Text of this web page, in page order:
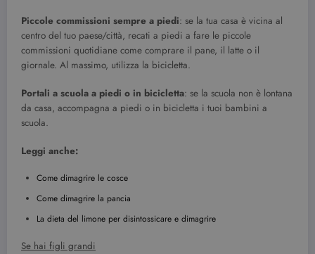
Piccole commissioni sempre a piedi: se la tua casa è vicina al
centro del tuo paese/città, recati a piedi a fare le piccole
commissioni quotidiane come comprare il pane, il latte o il
giornale. Al massimo, utilizza la bicicletta.
Portali a scuola a piedi o in bicicletta: se la scuola non è lontana
da casa, accompagna a piedi o in bicicletta i tuoi bambini a
scuola.
Leggi anche:
Come dimagrire le cosce
Come dimagrire la pancia
La dieta del limone per disintossicare e dimagrire
Se hai figli grandi